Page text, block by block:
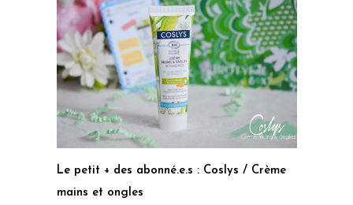
Le petit + des abonné.e.s : Coslys / Crème
mains et ongles